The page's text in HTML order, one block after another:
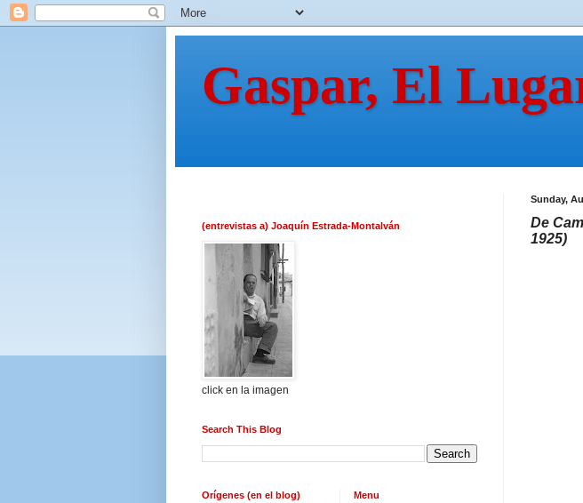
Gaspar, El
Sunday,
De
1925)
(entrevistas a) Joaquín Estrada-Montalván
click en la imagen
Search This Blog
Orígenes (en el blog) Menu